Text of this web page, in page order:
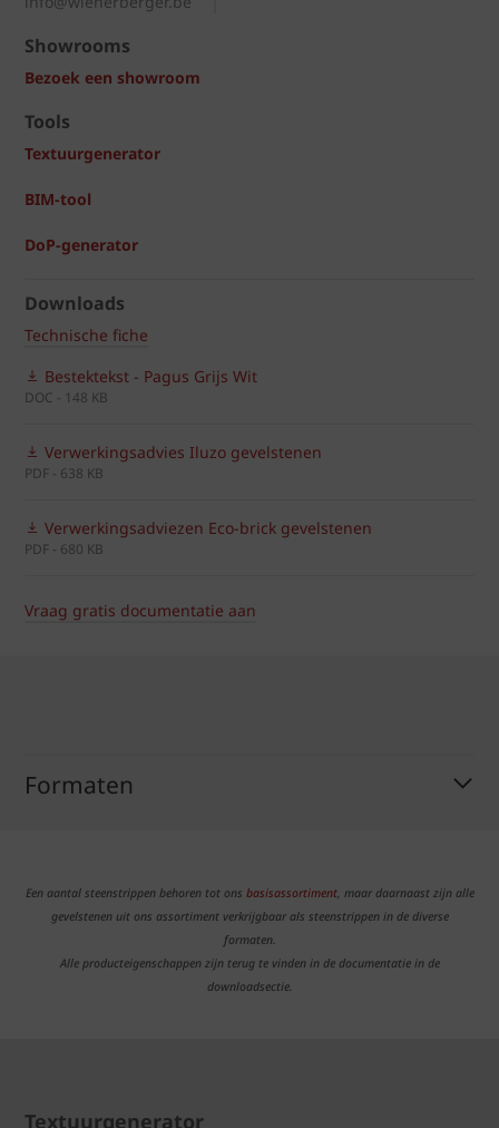
Showrooms
Bezoek een showroom
Tools
Textuurgenerator
BIM-tool
DoP-generator
Downloads
Technische fiche
Bestektekst - Pagus Grijs Wit
DOC - 148 KB
Verwerkingsadvies Iluzo gevelstenen
PDF - 638 KB
Verwerkingsadviezen Eco-brick gevelstenen
PDF - 680 KB
Vraag gratis documentatie aan
Formaten
Een aantal steenstrippen behoren tot ons basisassortiment, maar daarnaast zijn alle
gevelstenen uit ons assortiment verkrijgbaar als steenstrippen in de diverse
formaten.
Alle producteigenschappen zijn terug te vinden in de documentatie in de
downloadsectie.
Textuurgenerator